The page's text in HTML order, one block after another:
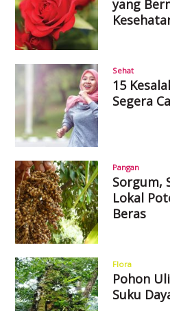
yang
Sehat
15
Segera
Pangan
Sorgum,
Lokal
Beras
Flora
Pohon
Suku